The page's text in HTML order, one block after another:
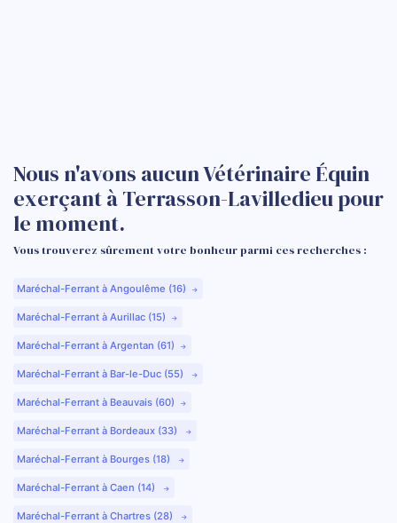
Nous n'avons aucun Vétérinaire Équin
exerçant à Terrasson-Lavilledieu pour
le moment.
Vous trouverez sûrement votre bonheur parmi ces recherches :
Maréchal-Ferrant à Angoulême (16)
Maréchal-Ferrant à Aurillac (15)
Maréchal-Ferrant à Argentan (61)
Maréchal-Ferrant à Bar-le-Duc (55)
Maréchal-Ferrant à Beauvais (60)
Maréchal-Ferrant à Bordeaux (33)
Maréchal-Ferrant à Bourges (18)
Maréchal-Ferrant à Caen (14)
Maréchal-Ferrant à Chartres (28)